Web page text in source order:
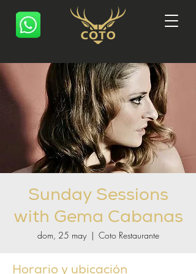
Sunday Sessions
with Gema Cabanas
dom, 25 may
  |
Coto Restaurante
Horario y ubicación